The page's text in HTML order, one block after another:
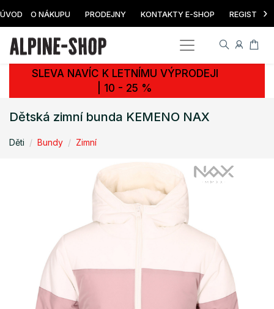
ÚVOD O NÁKUPU PRODEJNY KONTAKTY E-SHOP ›
SLEVA NAVÍC K LETNÍMU VÝPRODEJI
| 10 - 25 %
Dětská zimní bunda KEMENO NAX
Děti Bundy Zimní